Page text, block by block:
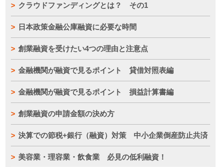
クラウドファンディングとは？ その1
日本政策金融公庫融資に必要な時間
創業融資を受けたい4つの理由と注意点
金融機関が融資で見るポイント 貸借対照表編
金融機関が融資で見るポイント 損益計算書編
創業融資の申請金額の決め方
決算での節税+銀行（融資）対策 中小企業倒産防止共済
美容業・理容業・飲食業 必見の低利融資！